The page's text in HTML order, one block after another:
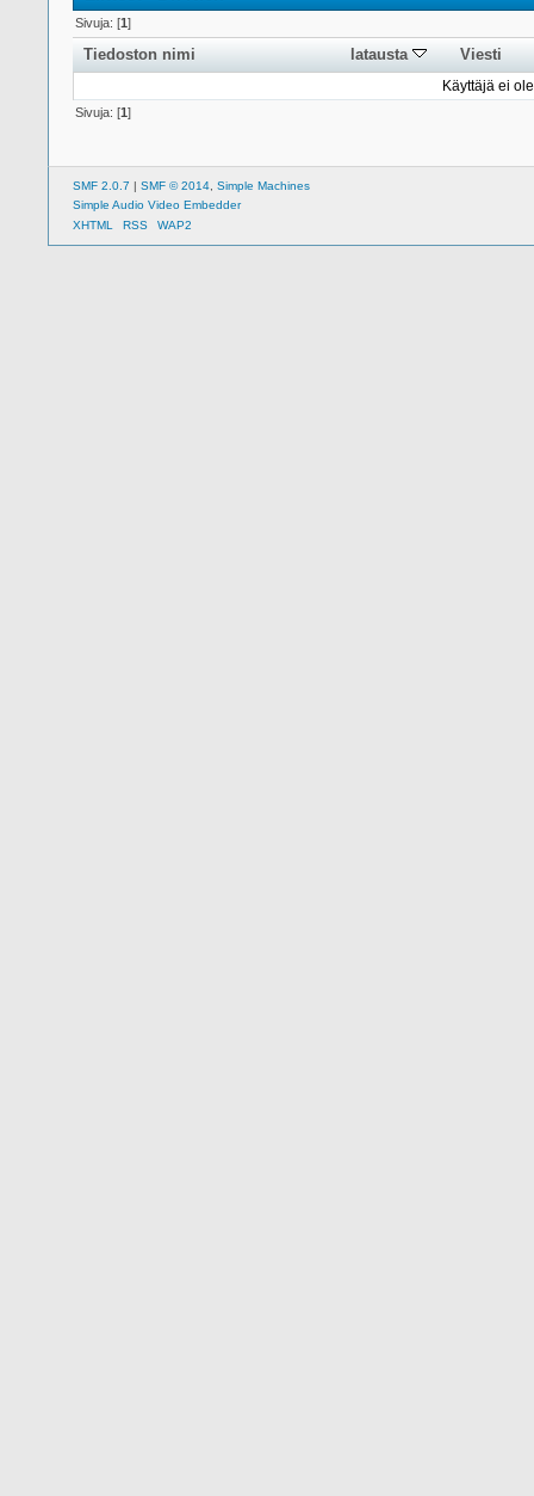
Sivuja: [1]
Tiedoston nimi latausta Viesti
Käyttäjä ei
Sivuja: [1]
SMF 2.0.7 | SMF © 2014 Simple Machines
Simple Audio Video Embedder
XHTML
RSS WAP2